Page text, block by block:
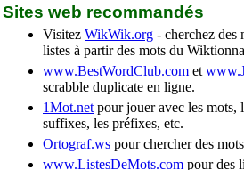
Sites web recommandés
Visitez WikWik.org - cherchez des
listes à partir des mots du
www.BestWordClub.com et
scrabble duplicate en ligne.
1Mot.net pour jouer avec les mots,
suffixes, les préfixes, etc.
Ortograf.ws pour chercher des
www.ListesDeMots.com pour des